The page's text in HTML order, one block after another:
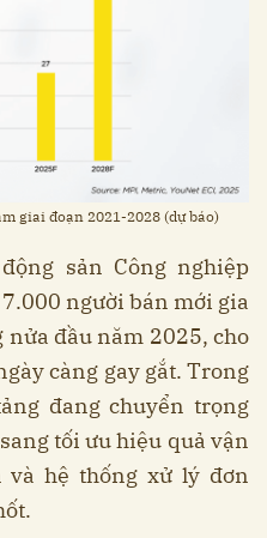
giai đoạn 2021-2028 (dự báo)
sản Công nghiệp
người bán mới gia
đầu năm 2025, cho
càng gay gắt. Trong
đang chuyển trọng
tối ưu hiệu quả vận
và hệ thống xử lý đơn